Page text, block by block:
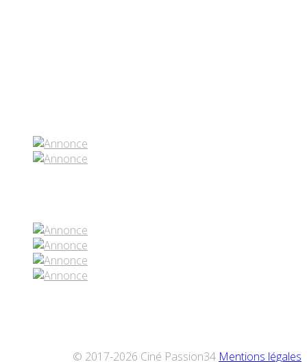
© 2017-2026 Ciné Passion34 Mentions légales